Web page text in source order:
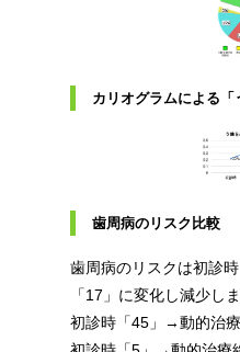
カリオグラムによる
歯周病のリスク比較
歯周病のリスクは初診
「17」に変化し減少し
初診時「45」→動的治